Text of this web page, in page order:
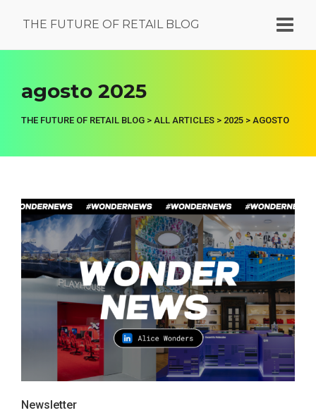
THE FUTURE OF RETAIL BLOG
agosto 2025
THE FUTURE OF RETAIL BLOG > ALL ARTICLES > 2025 > AGOSTO
Newsletter